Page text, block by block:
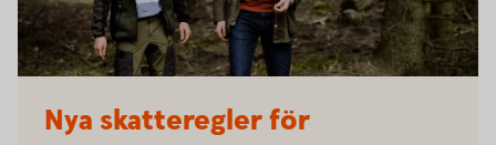
Nya skatteregler för